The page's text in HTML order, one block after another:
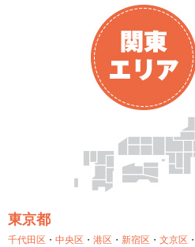
東京都
千代田区 ・ 中央区 ・ 港区 ・ 新宿区 ・ 文京区 ・